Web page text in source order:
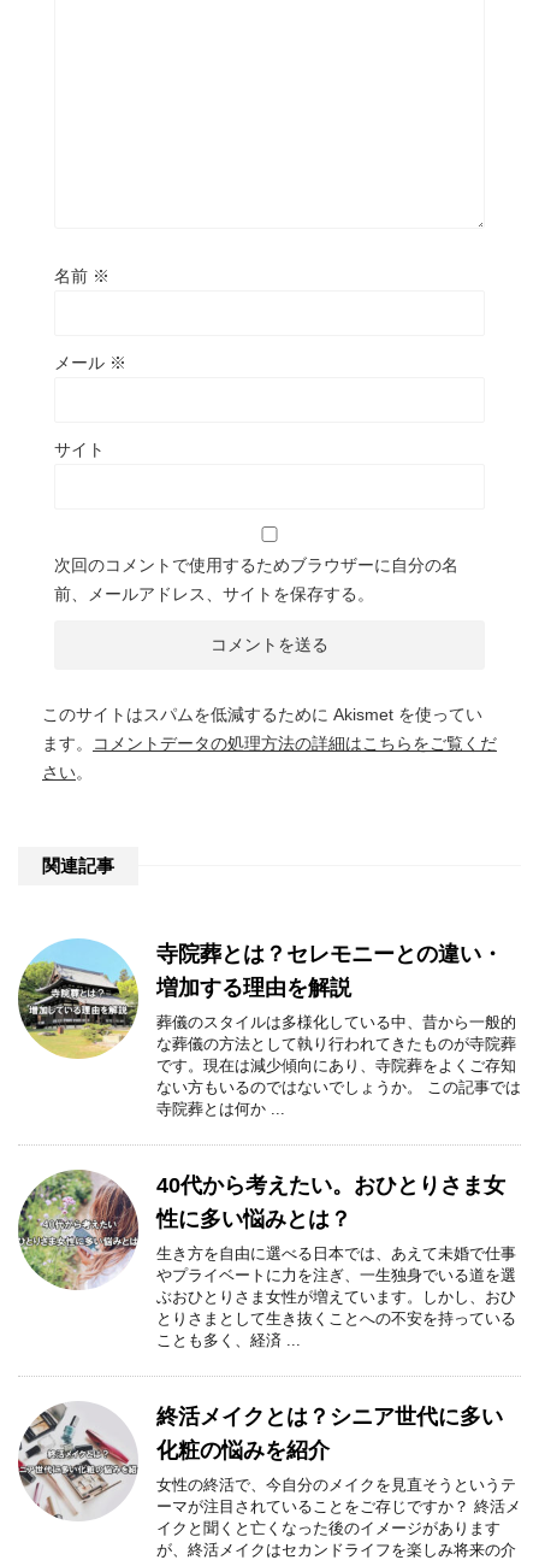
名前 ※
メール ※
サイト
次回のコメントで使用するためブラウザーに自分の名
前、メールアドレス、サイトを保存する。
このサイトはスパムを低減するために Akismet を使ってい
ます。
コメントデータの処理方法の詳細はこちらをご覧くだ
さい。
関連記事
寺院葬とは？セレモニーとの違い・
増加する理由を解説
葬儀のスタイルは多様化している中、昔から一般的
な葬儀の方法として執り行われてきたものが寺院葬
です。現在は減少傾向にあり、寺院葬をよくご存知
ない方もいるのではないでしょうか。 この記事では
寺院葬とは何か ...
40代から考えたい。おひとりさま女
性に多い悩みとは？
生き方を自由に選べる日本では、あえて未婚で仕事
やプライベートに力を注ぎ、一生独身でいる道を選
ぶおひとりさま女性が増えています。しかし、おひ
とりさまとして生き抜くことへの不安を持っている
ことも多く、経済 ...
終活メイクとは？シニア世代に多い
化粧の悩みを紹介
女性の終活で、今自分のメイクを見直そうというテ
ーマが注目されていることをご存じですか？ 終活メ
イクと聞くと亡くなった後のイメージがあります
が、終活メイクはセカンドライフを楽しみ将来の介